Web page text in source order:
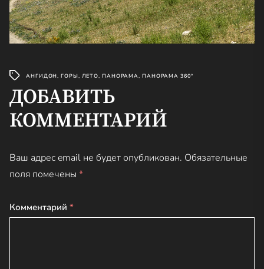
АНГИДОН,ГОРЫ, ЛЕТО, ПАНОРАМА, ПАНОРАМА 360°
ДОБАВИТЬ
КОММЕНТАРИЙ
Ваш адрес email не будет опубликован. Обязательные
поля помечены *
Комментарий *